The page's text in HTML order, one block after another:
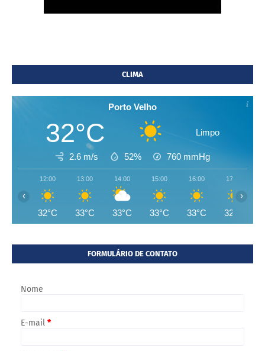
CLIMA
Porto Velho
32°C Limpo
2.6 m/s 52% 760 mmHg
12:00
32°C
13:00
33°C
14:00
33°C
15:00
33°C
16:00
33°C
17:00
32°C
‹ ›
FORMULÁRIO DE CONTATO
Nome
E-mail *